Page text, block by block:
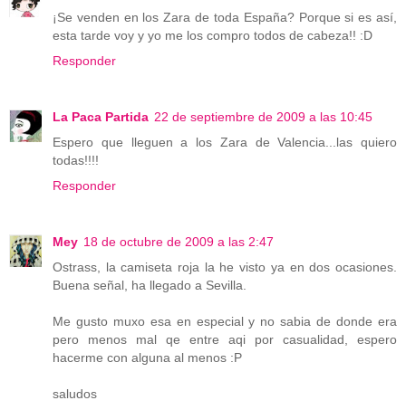
¡Se venden en los Zara de toda España? Porque si es así,
esta tarde voy y yo me los compro todos de cabeza!! :D
Responder
La Paca Partida 22 de septiembre de 2009 a las 10:45
Espero que lleguen a los Zara de Valencia...las quiero
todas!!!!
Responder
Mey 18 de octubre de 2009 a las 2:47
Ostrass, la camiseta roja la he visto ya en dos ocasiones.
Buena señal, ha llegado a Sevilla.
Me gusto muxo esa en especial y no sabia de donde era
pero menos mal qe entre aqi por casualidad, espero
hacerme con alguna al menos :P
saludos